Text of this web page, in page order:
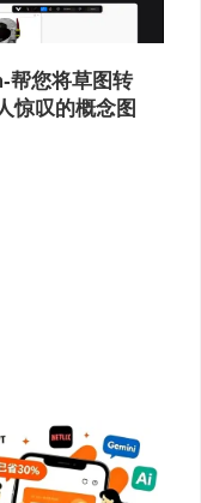
帮您将草图转
惊叹的概念图